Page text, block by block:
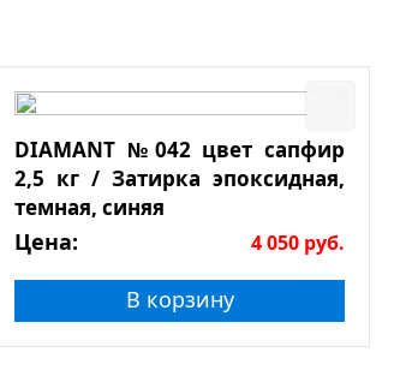
DIAMANT №042 цвет сапфир
2,5 кг / Затирка эпоксидная,
темная, синяя
Цена: 4 050 руб.
В корзину